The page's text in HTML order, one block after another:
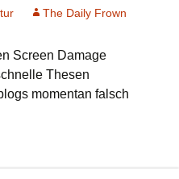
The Daily Frown
Screen Damage
Thesen
momentan falsch